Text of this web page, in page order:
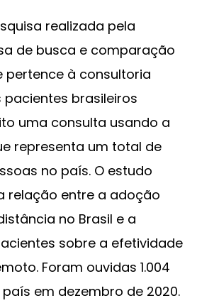
realizada pela
de busca e comparação
pertence à consultoria
pacientes brasileiros
uma consulta usando a
representa um total de
no país. O estudo
relação entre a adoção
no Brasil e a
sobre a efetividade
Foram ouvidas 1.004
em dezembro de 2020.